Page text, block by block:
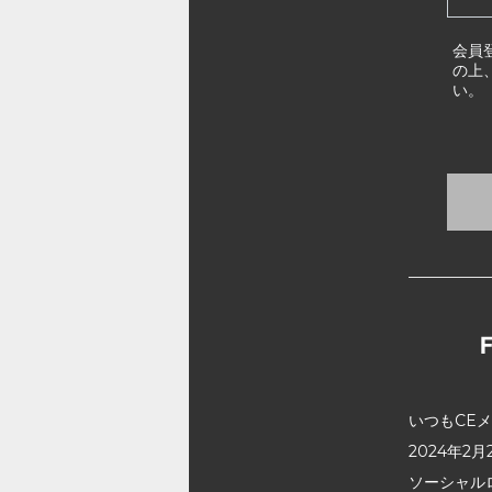
会員
の上
い。
いつもCE
2024年2月
ソーシャ